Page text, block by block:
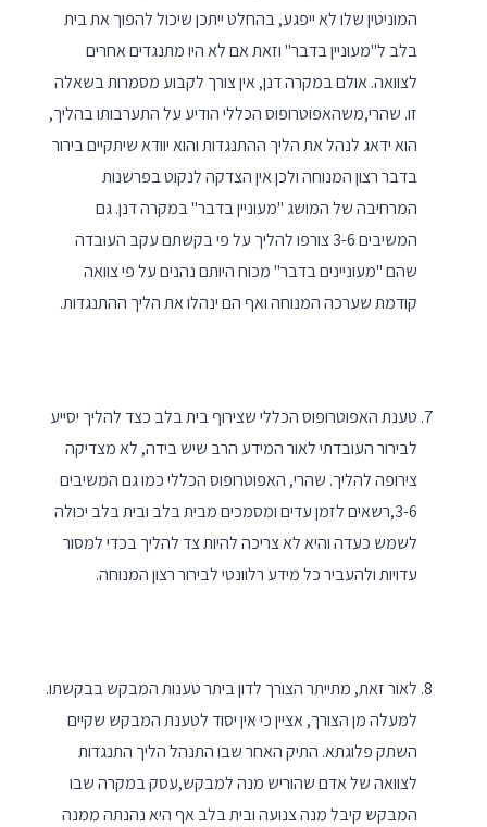
המוניטין שלו לא ייפגע, בהחלט ייתכן שיכול להפוך את בית
בלב ל"מעוניין בדבר" וזאת אם לא היו מתנגדים אחרים
לצוואה. אולם במקרה דנן, אין צורך לקבוע מסמרות בשאלה
זו. שהרי,משהאפוטרופוס הכללי הודיע על התערבותו בהליך,
הוא ידאג לנהל את הליך ההתנגדות והוא יוודא שיתקיים בירור
בדבר רצון המנוחה ולכן אין הצדקה לנקוט בפרשנות
המרחיבה של המושג "מעוניין בדבר" במקרה דנן. גם
המשיבים 3-6 צורפו להליך על פי בקשתם עקב העובדה
שהם "מעוניינים בדבר" מכוח היותם נהנים על פי צוואה
קודמת שערכה המנוחה ואף הם ינהלו את הליך ההתנגדות.
טענת האפוטרופוס הכללי שצירוף בית בלב כצד להליך יסייע
לבירור העובדתי לאור המידע הרב שיש בידה, לא מצדיקה
צירופה להליך. שהרי, האפוטרופוס הכללי כמו גם המשיבים
3-6,רשאים לזמן עדים ומסמכים מבית בלב ובית בלב יכולה
לשמש כעדה והיא לא צריכה להיות צד להליך בכדי למסור
עדויות ולהעביר כל מידע רלוונטי לבירור רצון המנוחה.
לאור זאת, מתייתר הצורך לדון ביתר טענות המבקש בבקשתו.
למעלה מן הצורך, אציין כי אין יסוד לטענת המבקש שקיים
השתק פלוגתא. התיק האחר שבו התנהל הליך התנגדות
לצוואה של אדם שהוריש מנה למבקש,עסק במקרה שבו
המבקש קיבל מנה צנועה ובית בלב אף היא נהנתה ממנה